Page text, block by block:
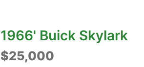
1966' Buick Skylark
$25,000